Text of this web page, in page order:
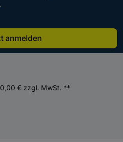
anmelden
€ zzgl. MwSt. **